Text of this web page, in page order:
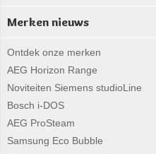
Merken nieuws
Ontdek onze merken
AEG Horizon Range
Noviteiten Siemens studioLine
Bosch i-DOS
AEG ProSteam
Samsung Eco Bubble